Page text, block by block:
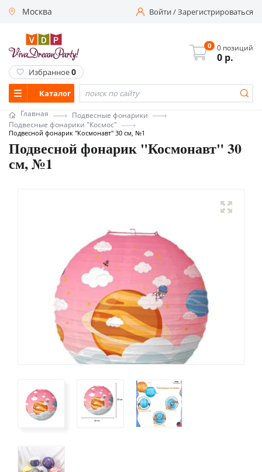
Москва Войти/Зарегистрироваться
Каталог
0 0 позиций
0 р.
Избранное0
Главная
Подвесные фонарики
Подвесные фонарики "Космос"
Подвесной фонарик "Космонавт" 30 см, №1
Подвесной фонарик "Космонавт" 30
см, №1